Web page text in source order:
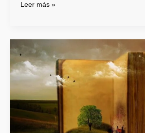
Leer más »
Cómo
aprender
idiomas
de
una
manera
fácil